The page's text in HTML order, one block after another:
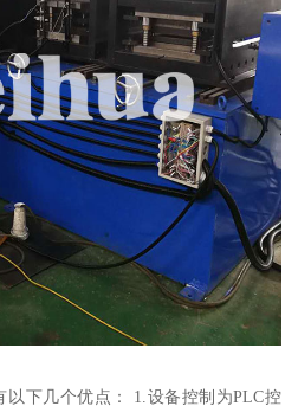
下几个优点： 1.设备控制为PLC控